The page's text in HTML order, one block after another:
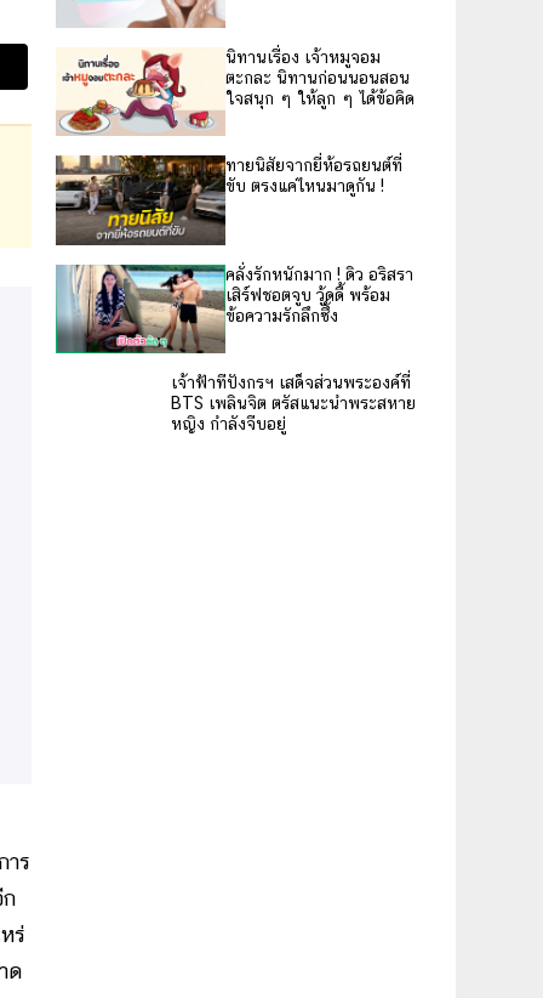
าร
ร่
ด
นิทานเรื่อง เจ้าหมูจอม
ตะกละ นิทานก่อนนอนสอน
ใจสนุก ๆ ให้ลูก ๆ ได้ข้อคิด
ทายนิสัยจากยี่ห้อรถยนต์ที่
ขับ ตรงแค่ไหนมาดูกัน !
คลั่งรักหนักมาก ! ดิว อริสรา
เสิร์ฟชอตจูบ วู้ดดี้ พร้อม
ข้อความรักลึกซึ้ง
เจ้าฟ้าทีปังกรฯ เสด็จส่วนพระองค์ที่
BTS เพลินจิต ตรัสแนะนำพระสหาย
หญิง กำลังจีบอยู่